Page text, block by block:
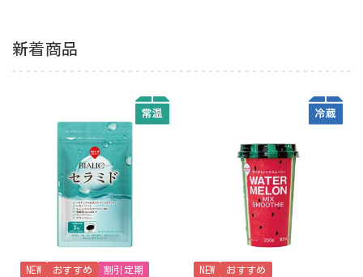
新着商品
NEW おすすめ 割引定期 NEW おすすめ